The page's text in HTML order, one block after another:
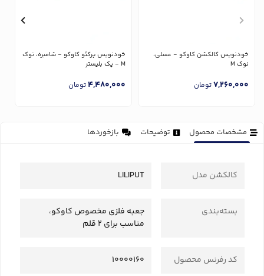
خودنویس کالکشن کاوکو - عسلی،
نوک M
7,260,000تومان
خودنویس پرکئو کاوکو - شامبره، نوک
M - پک بلیستر
4,480,000تومان
مشخصات محصول توضیحات بازخوردها
کالکشن مدل LILIPUT
بسته‌بندی
جعبه فلزی مخصوص کاوکو،
مناسب برای 2 قلم
کد رفرنس محصول 10000160